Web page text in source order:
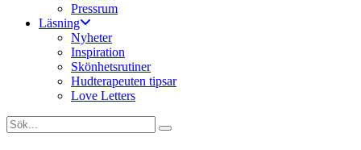
Pressrum
Läsning
Nyheter
Inspiration
Skönhetsrutiner
Hudterapeuten tipsar
Love Letters